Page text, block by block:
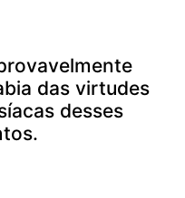
das virtudes
desses